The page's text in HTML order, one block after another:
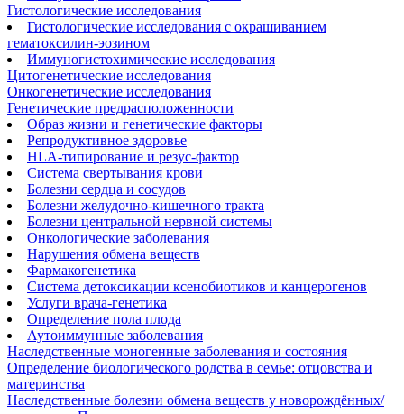
Гистологические исследования
Гистологические исследования с окрашиванием
гематоксилин-эозином
Иммуногистохимические исследования
Цитогенетические исследования
Онкогенетические исследования
Генетические предрасположенности
Образ жизни и генетические факторы
Репродуктивное здоровье
HLA-типирование и резус-фактор
Система свертывания крови
Болезни сердца и сосудов
Болезни желудочно-кишечного тракта
Болезни центральной нервной системы
Онкологические заболевания
Нарушения обмена веществ
Фармакогенетика
Система детоксикации ксенобиотиков и канцерогенов
Услуги врача-генетика
Определение пола плода
Аутоиммунные заболевания
Наследственные моногенные заболевания и состояния
Определение биологического родства в семье: отцовства и
материнства
Наследственные болезни обмена веществ у новорождённых/